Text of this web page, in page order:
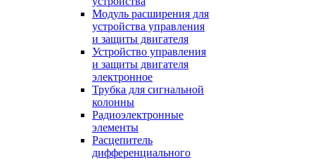
Модуль расширения для
устройства управления
и защиты двигателя
Устройство управления
и защиты двигателя
электронное
Трубка для сигнальной
колонны
Радиоэлектронные
элементы
Расцепитель
дифференциального